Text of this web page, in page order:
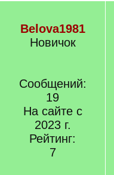
Belova1981
Новичок
Сообщений:
19
На сайте с
2023 г.
Рейтинг:
7